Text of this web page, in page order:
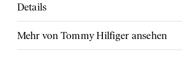
Details
Mehr von Tommy Hilfiger ansehen